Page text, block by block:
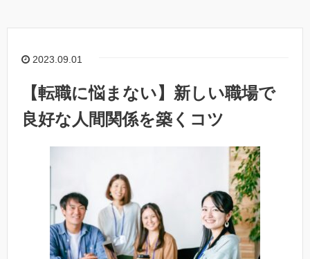
2023.09.01
【転職に悩まない】新しい職場で
良好な人間関係を築くコツ